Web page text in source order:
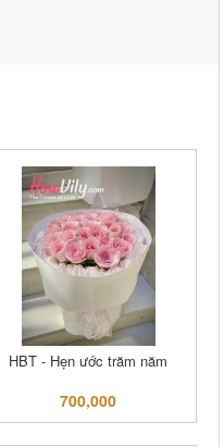
HBT - Hẹn ước trăm năm
700,000